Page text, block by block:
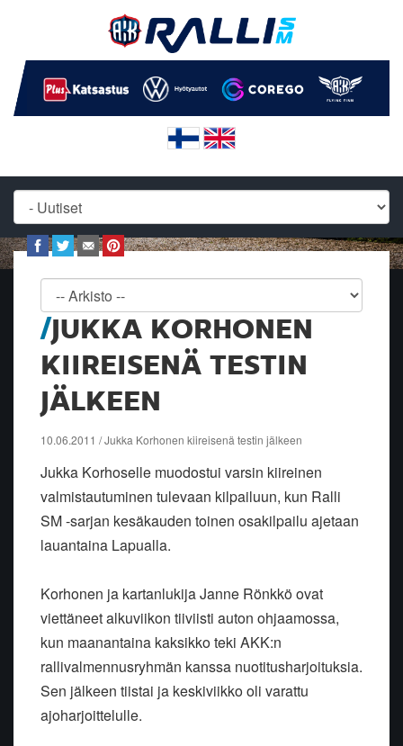
JUKKA KORHONEN
KIIREISENÄ TESTIN
JÄLKEEN
10.06.2011 / Jukka Korhonen kiireisenä testin jälkeen
Jukka Korhoselle muodostui varsin kiireinen
valmistautuminen tulevaan kilpailuun, kun Ralli
SM -sarjan kesäkauden toinen osakilpailu ajetaan
lauantaina Lapualla.
Korhonen ja kartanlukija Janne Rönkkö ovat
viettäneet alkuviikon tiiviisti auton ohjaamossa,
kun maanantaina kaksikko teki AKK:n
rallivalmennusryhmän kanssa nuotitusharjoituksia.
Sen jälkeen tiistai ja keskiviikko oli varattu
ajoharjoittelulle.